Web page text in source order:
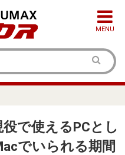
MENU
で使えるPCとし
でいられる期間